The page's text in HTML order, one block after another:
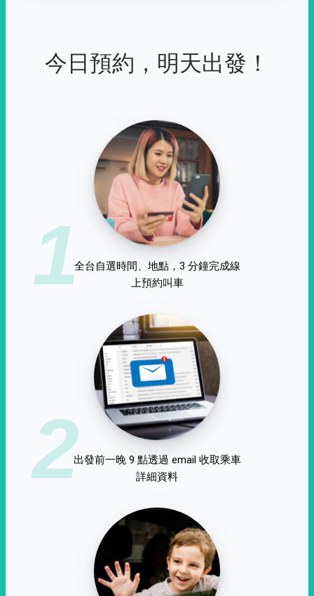
今日預約，明天出發！
1全台自選時間、地點，3 分鐘完成線
上預約叫車
2出發前一晚 9 點透過 email 收取乘車
詳細資料